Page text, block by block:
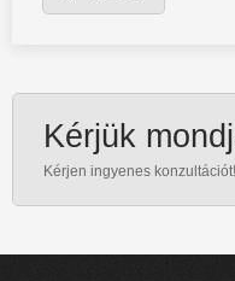
Kérjük
Kérjen ingyenes